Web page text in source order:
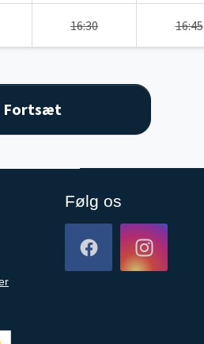
16:30 16:45
Følg os